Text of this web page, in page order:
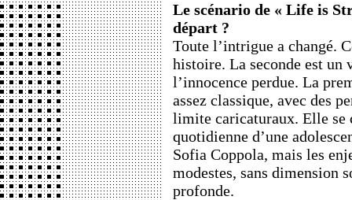
Le scénario de « Life is
départ ?
Toute l’intrigue a changé.
histoire. La seconde est
l’innocence perdue. La
assez classique, avec des
limite caricaturaux. Elle se
quotidienne d’une
Sofia Coppola, mais les
modestes, sans dimension
profonde.